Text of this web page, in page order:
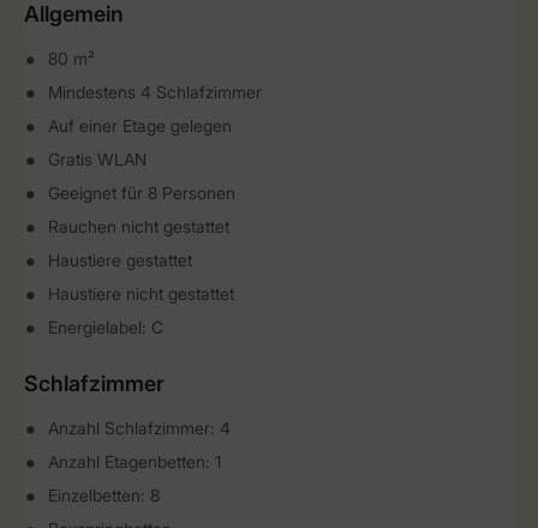
Allgemein
80 m²
Mindestens 4 Schlafzimmer
Auf einer Etage gelegen
Gratis WLAN
Geeignet für 8 Personen
Rauchen nicht gestattet
Haustiere gestattet
Haustiere nicht gestattet
Energielabel: C
Schlafzimmer
Anzahl Schlafzimmer: 4
Anzahl Etagenbetten: 1
Einzelbetten: 8